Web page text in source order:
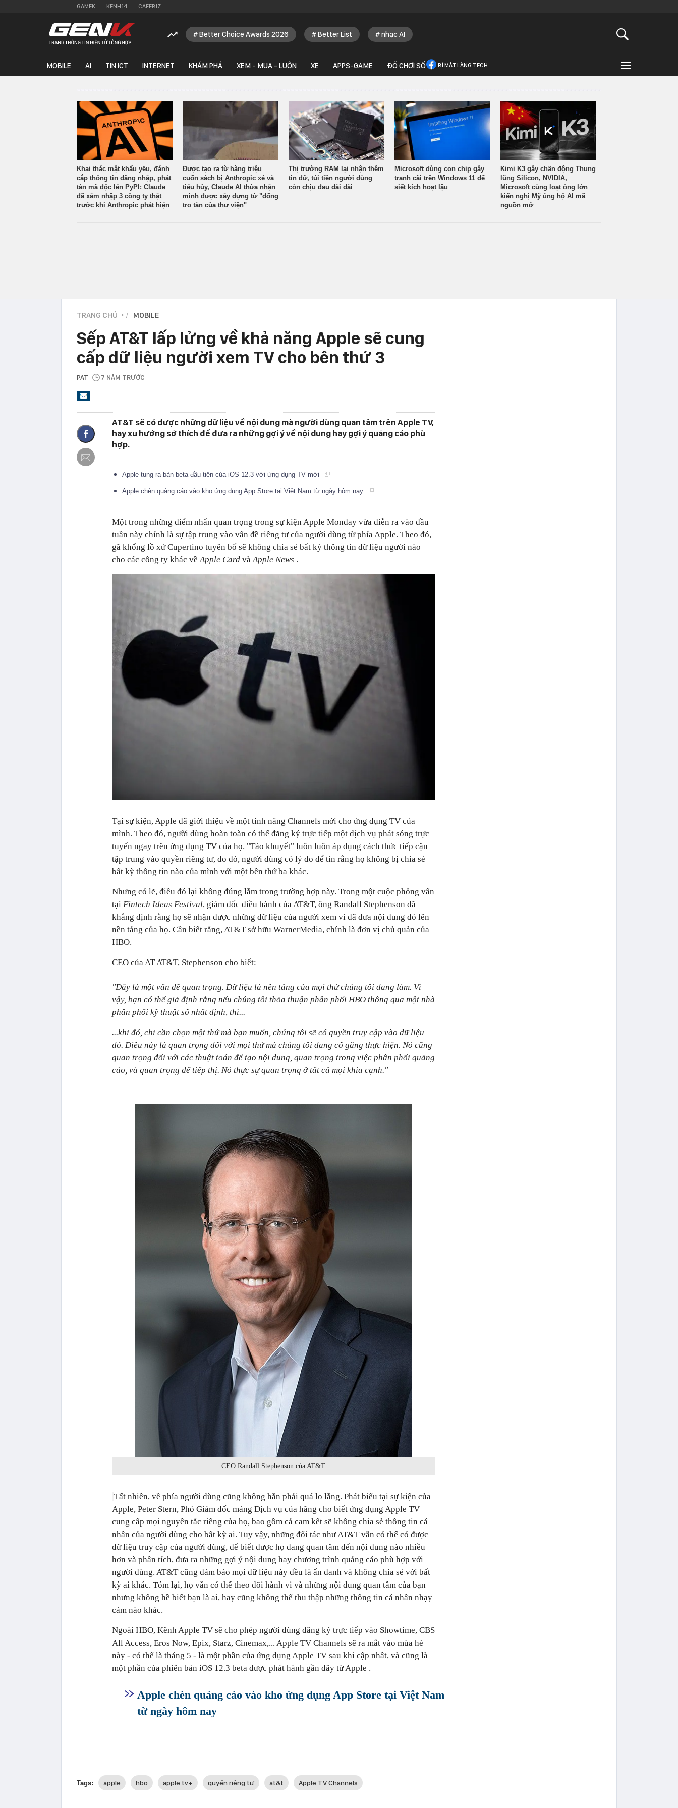
GAMEK KENH14 CAFEBIZ
Better Choice Awards 2026 Better List nhạc AI
MOBILE AI TIN ICT INTERNET KHÁM PHÁ XEM - MUA - LUÔN XE APPS-GAME ĐỒ CHƠI SỐ BÍ MẬT LÀNG TECH
Khai thác mật khẩu yếu, đánh
cắp thông tin đăng nhập, phát
tán mã độc lên PyPI: Claude
đã xâm nhập 3 công ty thật
trước khi Anthropic phát hiện
Được tạo ra từ hàng triệu
cuốn sách bị Anthropic xé và
tiêu hủy, Claude AI thừa nhận
mình được xây dựng từ "đống
tro tàn của thư viện"
Thị trường RAM lại nhận thêm
tin dữ, túi tiền người dùng
còn chịu đau dài dài
Microsoft dùng con chip gây
tranh cãi trên Windows 11 để
siết kích hoạt lậu
Kimi K3 gây chấn động Thung
lũng Silicon, NVIDIA,
Microsoft cùng loạt ông lớn
kiến nghị Mỹ ủng hộ AI mã
nguồn mở
TRANG CHỦ › MOBILE
Sếp AT&T lấp lửng về khả năng Apple sẽ cung
cấp dữ liệu người xem TV cho bên thứ 3
PAT 7 NĂM TRƯỚC
AT&T sẽ có được những dữ liệu về nội dung mà người dùng quan tâm trên Apple TV,
hay xu hướng sở thích để đưa ra những gợi ý về nội dung hay gợi ý quảng cáo phù
hợp.
Apple tung ra bản beta đầu tiên của iOS 12.3 với ứng dụng TV mới
Apple chèn quảng cáo vào kho ứng dụng App Store tại Việt Nam từ ngày hôm nay
Một trong những điểm nhấn quan trọng trong sự kiện Apple Monday vừa diễn ra vào đầu
tuần này chính là sự tập trung vào vấn đề riêng tư của người dùng từ phía Apple. Theo đó,
gã khổng lồ xứ Cupertino tuyên bố sẽ không chia sẻ bất kỳ thông tin dữ liệu người nào
cho các công ty khác vềApple Card vàApple News .
Tại sự kiện, Apple đã giới thiệu về một tính năng Channels mới cho ứng dụng TV của
mình. Theo đó, người dùng hoàn toàn có thể đăng ký trực tiếp một dịch vụ phát sóng trực
tuyến ngay trên ứng dụng TV của họ. "Táo khuyết" luôn luôn áp dụng cách thức tiếp cận
tập trung vào quyền riêng tư, do đó, người dùng có lý do để tin rằng họ không bị chia sẻ
bất kỳ thông tin nào của mình với một bên thứ ba khác.
Nhưng có lẽ, điều đó lại không đúng lắm trong trường hợp này. Trong một cuộc phỏng vấn
tại Fintech Ideas Festival, giám đốc điều hành của AT&T, ông Randall Stephenson đã
khẳng định rằng họ sẽ nhận được những dữ liệu của người xem vì đã đưa nội dung đó lên
nền tảng của họ. Cần biết rằng, AT&T sở hữu WarnerMedia, chính là đơn vị chủ quản của
HBO.
CEO của AT AT&T, Stephenson cho biết:
"Đây là một vấn đề quan trọng. Dữ liệu là nền tảng của mọi thứ chúng tôi đang làm. Vì
vậy, bạn có thể giả định rằng nếu chúng tôi thỏa thuận phân phối HBO thông qua một nhà
phân phối kỹ thuật số nhất định, thì...
...khi đó, chỉ cần chọn một thứ mà bạn muốn, chúng tôi sẽ có quyền truy cập vào dữ liệu
đó. Điều này là quan trọng đối với mọi thứ mà chúng tôi đang cố gắng thực hiện. Nó cũng
quan trọng đối với các thuật toán để tạo nội dung, quan trọng trong việc phân phối quảng
cáo, và quan trọng để tiếp thị. Nó thực sự quan trọng ở tất cả mọi khía cạnh."
CEO Randall Stephenson của AT&T
Tất nhiên, về phía người dùng cũng không hẳn phải quá lo lắng. Phát biểu tại sự kiện của
Apple, Peter Stern, Phó Giám đốc mảng Dịch vụ của hãng cho biết ứng dụng Apple TV
cung cấp mọi nguyên tắc riêng của họ, bao gồm cả cam kết sẽ không chia sẻ thông tin cá
nhân của người dùng cho bất kỳ ai. Tuy vậy, những đối tác như AT&T vẫn có thể có được
dữ liệu truy cập của người dùng, để biết được họ đang quan tâm đến nội dung nào nhiều
hơn và phân tích, đưa ra những gợi ý nội dung hay chương trình quảng cáo phù hợp với
người dùng. AT&T cũng đảm bảo mọi dữ liệu này đều là ẩn danh và không chia sẻ với bất
kỳ ai khác. Tóm lại, họ vẫn có thể theo dõi hành vi và những nội dung quan tâm của bạn
nhưng không hề biết bạn là ai, hay cũng không thể thu thập những thông tin cá nhân nhạy
cảm nào khác.
Ngoài HBO, Kênh Apple TV sẽ cho phép người dùng đăng ký trực tiếp vào Showtime, CBS
All Access, Eros Now, Epix, Starz, Cinemax,... Apple TV Channels sẽ ra mắt vào mùa hè
này - có thể là tháng 5 - là một phần của ứng dụng Apple TV sau khi cập nhât, và cũng là
một phần của phiên bản iOS 12.3 beta được phát hành gần đây từ Apple .
Apple chèn quảng cáo vào kho ứng dụng App Store tại Việt Nam
từ ngày hôm nay
Tags: apple hbo apple tv+ quyền riêng tư at&t Apple TV Channels